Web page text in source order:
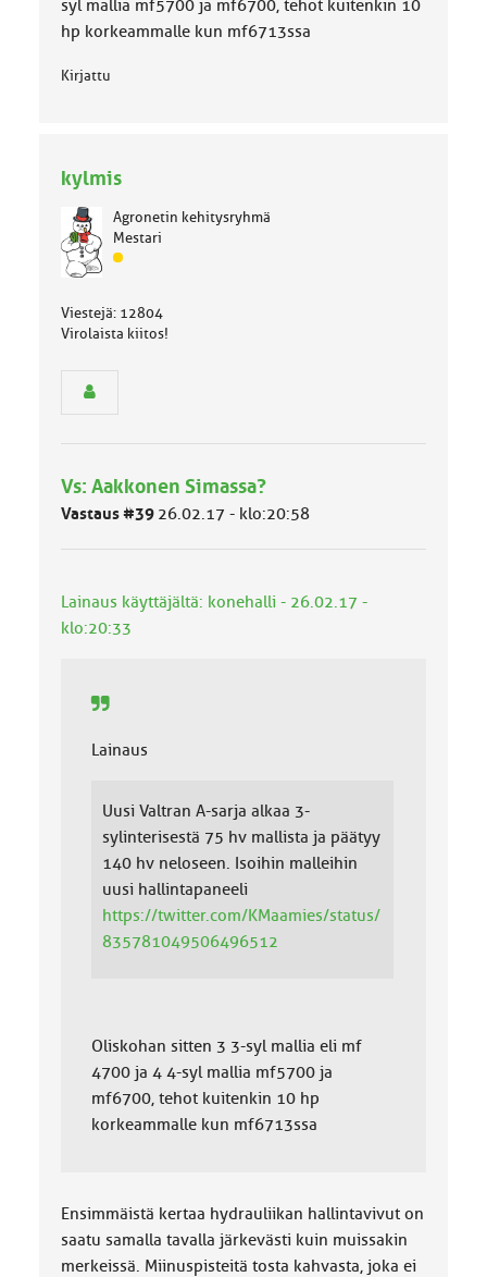
syl mallia mf5700 ja mf6700, tehot kuitenkin 10
hp korkeammalle kun mf6713ssa
Kirjattu
kylmis
Agronetin kehitysryhmä
Mestari
J
u
o
Viestejä: 12804
Virolaista kiitos!
Vs: Aakkonen Simassa?
Vastaus #39 26.02.17 - klo:20:58
Lainaus käyttäjältä: konehalli - 26.02.17 -
klo:20:33
Lainaus
Uusi Valtran A-sarja alkaa 3-
sylinterisestä 75 hv mallista ja päätyy
140 hv neloseen. Isoihin malleihin
uusi hallintapaneeli
https://twitter.com/KMaamies/status/
835781049506496512
Oliskohan sitten 3 3-syl mallia eli mf
4700 ja 4 4-syl mallia mf5700 ja
mf6700, tehot kuitenkin 10 hp
korkeammalle kun mf6713ssa
Ensimmäistä kertaa hydrauliikan hallintavivut on
saatu samalla tavalla järkevästi kuin muissakin
merkeissä. Miinuspisteitä tosta kahvasta, joka ei